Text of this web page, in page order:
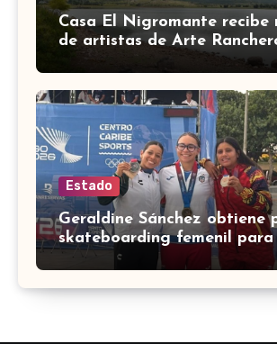
Casa El Nigromante recibe
de artistas de Arte
Pandillero
Estado
Geraldine Sánchez obtiene
skateboarding femenil para
en los Centroamericanos